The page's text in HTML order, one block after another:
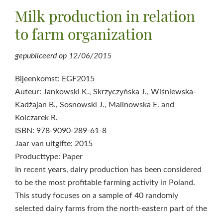
en
Voederbouw
Milk production in relation
to farm organization
gepubliceerd op 12/06/2015
Bijeenkomst: EGF2015
Auteur: Jankowski K., Skrzyczyńska J., Wiśniewska-
Kadżajan B., Sosnowski J., Malinowska E. and
Kolczarek R.
ISBN: 978-9090-289-61-8
Jaar van uitgifte: 2015
Producttype: Paper
In recent years, dairy production has been considered
to be the most profitable farming activity in Poland.
This study focuses on a sample of 40 randomly
selected dairy farms from the north-eastern part of the